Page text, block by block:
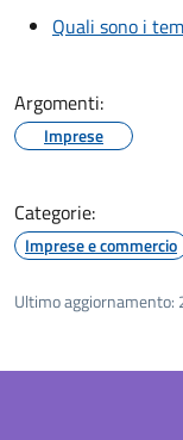
Quali sono i
Argomenti:
Imprese
Categorie:
Imprese e commercio
Ultimo aggiornamento: